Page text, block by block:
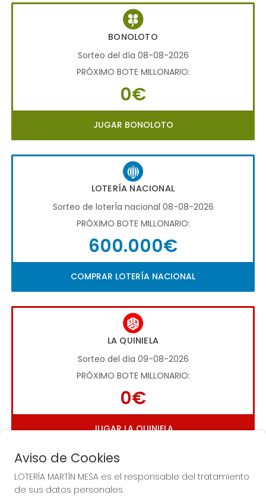
BONOLOTO
Sorteo del día 08-08-2026
PRÓXIMO BOTE MILLONARIO:
0€
JUGAR BONOLOTO
LOTERÍA NACIONAL
Sorteo de loterÍa nacional 08-08-2026
PRÓXIMO BOTE MILLONARIO:
600.000€
COMPRAR LOTERÍA NACIONAL
LA QUINIELA
Sorteo del día 09-08-2026
PRÓXIMO BOTE MILLONARIO:
0€
JUGAR LA QUINIELA
Aviso de Cookies
LOTERÍA MARTÍN MESA es el responsable del tratamiento
de sus datos personales.